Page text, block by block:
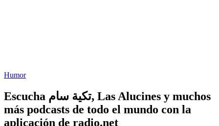
Humor
Escucha تكية سام, Las Alucines y muchos
más podcasts de todo el mundo con la
aplicación de radio.net